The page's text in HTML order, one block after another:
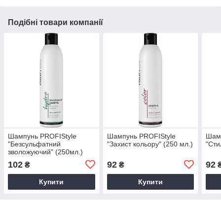
Подібні товари компанії
Шампунь PROFIStyle
"Безсульфатний
зволожуючий" (250мл.)
102 ₴
Купити
Шампунь PROFIStyle
"Захист кольору" (250 мл.)
92₴
Купити
92